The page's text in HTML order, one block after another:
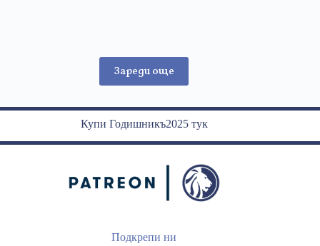
Зареди още
Купи Годишникъ2025 тук
Подкрепи ни